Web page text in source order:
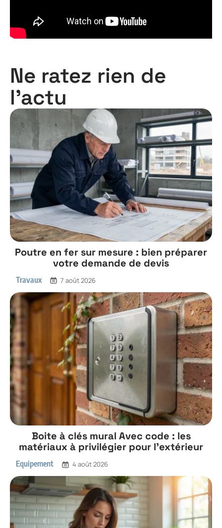
Ne ratez rien de
l'actu
Poutre en fer sur mesure : bien préparer
votre demande de devis
Travaux 7 août 2026
Boite à clés mural Avec code : les
matériaux à privilégier pour l’extérieur
Equipement 4 août 2026